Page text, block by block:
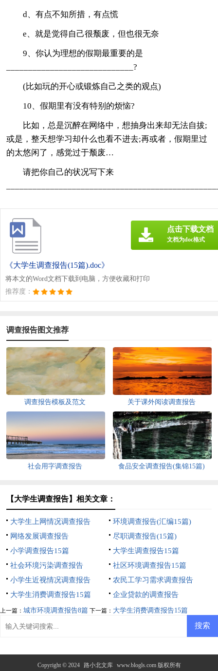
d、有点不知所措，有点慌
e、就是觉得自己很颓废，但也很无奈
9、你认为理想的假期最重要的是
_____________________________?
(比如玩的开心或锻炼自己之类的观点)
10、假期里有没有特别的烦恼?
比如，总是沉醉在网络中，想抽身出来却无法自拔;
或是，整天想学习却什么也看不进去;再或者，假期里过
的太悠闲了，感觉过于颓废…
请把你自己的状况写下来
《大学生调查报告(15篇).doc》
将本文的Word文档下载到电脑，方便收藏和打印
推荐度：
点击下载文档
文档为doc格式
调查报告图文推荐
调查报告模板及范文 关于课外阅读调查报告
社会用字调查报告 食品安全调查报告(集锦15篇)
【大学生调查报告】相关文章：
大学生上网情况调查报告
环境调查报告(汇编15篇)
网络发展调查报告
尽职调查报告(15篇)
小学调查报告15篇
大学生调查报告15篇
社会环境污染调查报告
社区环境调查报告15篇
小学生近视情况调查报告
农民工学习需求调查报告
大学生消费调查报告15篇
企业贷款的调查报告
上一篇： 城市环境调查报告8篇 下一篇： 大学生消费调查报告15篇
Copyright © 2024 路小北文库 www.blogls.com 版权所有